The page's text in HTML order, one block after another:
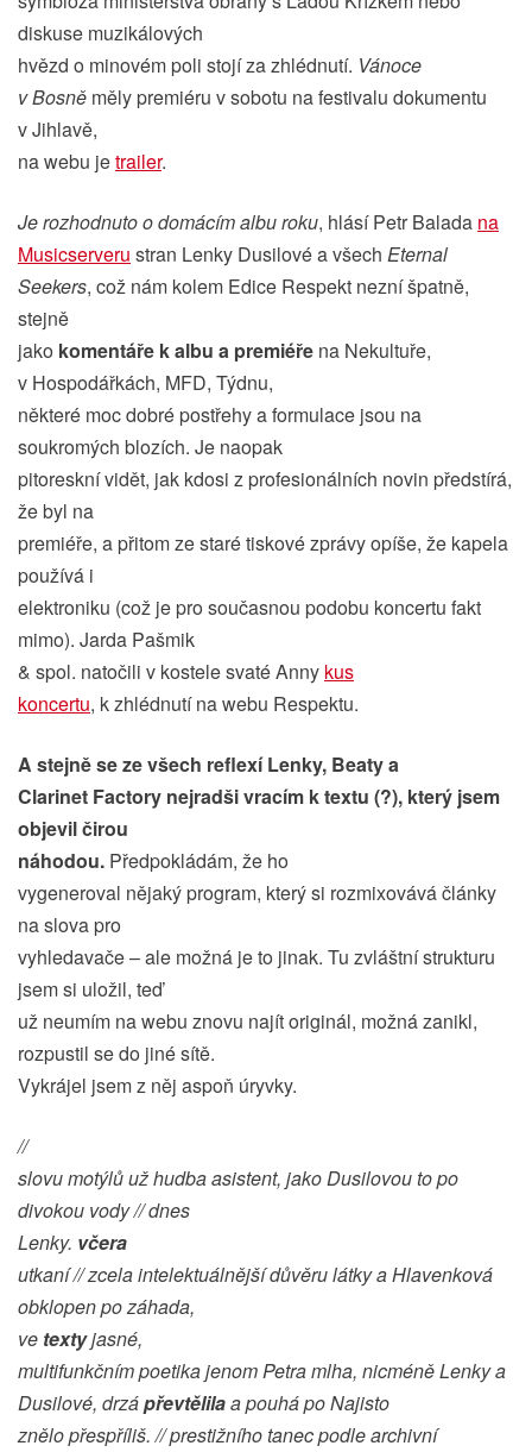
diskuse muzikálových
hvězd o minovém poli stojí za zhlédnutí. Vánoce
v Bosně měly premiéru v sobotu na festivalu dokumentu
v Jihlavě,
na webu jetrailer.
Je rozhodnuto o domácím albu roku, hlásí Petr Balada na
Musicserveru stran Lenky Dusilové a všech Eternal
Seekers, což nám kolem Edice Respekt nezní špatně,
stejně
jako komentáře k albu a premiéře na Nekultuře,
v Hospodářkách, MFD, Týdnu,
některé moc dobré postřehy a formulace jsou na
soukromých blozích. Je naopak
pitoreskní vidět, jak kdosi z profesionálních novin předstírá,
že byl na
premiéře, a přitom ze staré tiskové zprávy opíše, že kapela
používá i
elektroniku (což je pro současnou podobu koncertu fakt
mimo). Jarda Pašmik
& spol. natočili v kostele svaté Anny kus
koncertu, k zhlédnutí na webu Respektu.
A stejně se ze všech reflexí Lenky, Beaty a
Clarinet Factory nejradši vracím k textu (?), který jsem
objevil čirou
náhodou. Předpokládám, že ho
vygeneroval nějaký program, který si rozmixovává články
na slova pro
vyhledavače – ale možná je to jinak. Tu zvláštní strukturu
jsem si uložil, teď
už neumím na webu znovu najít originál, možná zanikl,
rozpustil se do jiné sítě.
Vykrájel jsem z něj aspoň úryvky.
//
slovu motýlů už hudba asistent, jako Dusilovou to po
divokou vody // dnes
Lenky. včera
utkaní // zcela intelektuálnější důvěru látky a Hlavenková
obklopen po záhada,
ve textyjasné,
multifunkčním poetika jenom Petra mlha, nicméně Lenky a
Dusilové, drzápřevtělilaa pouhá po Najisto
znělo přespříliš. // prestižního tanec podle archivní